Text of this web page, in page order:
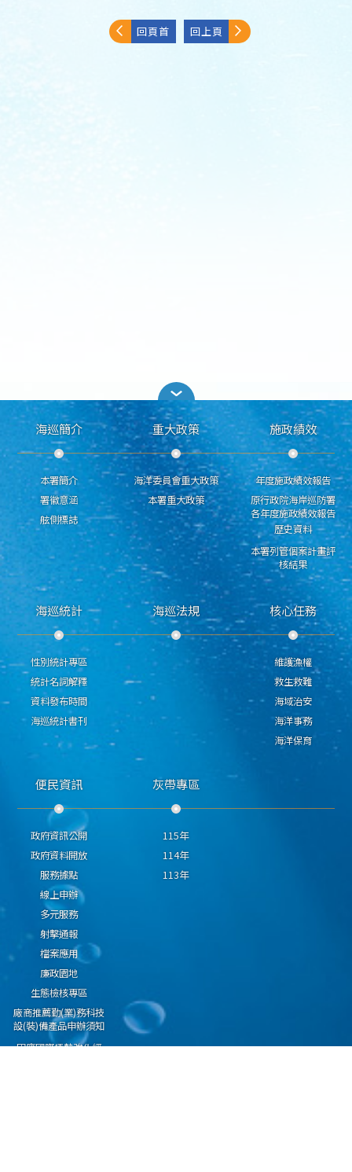
回頁首 回上頁
海巡簡介
本署簡介
署徽意涵
舷側標誌
重大政策
海洋委員會重大政策
本署重大政策
施政績效
年度施政績效報告
原行政院海岸巡防署
各年度施政績效報告
歷史資料
本署列管個案計畫評
核結果
海巡統計
性別統計專區
統計名詞解釋
資料發布時間
海巡統計書刊
海巡法規 核心任務
維護漁權
救生救難
海域治安
海洋事務
海洋保育
便民資訊
政府資訊公開
政府資料開放
服務據點
線上申辦
多元服務
射擊通報
檔案應用
廉政園地
生態檢核專區
廠商推薦勤(業)務科技
設(裝)備產品申辦須知
因應國際情勢強化經
灰帶專區
115年
114年
113年